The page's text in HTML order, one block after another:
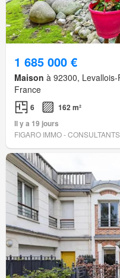
1 685 000 €
Maison à 92300,
France
6
162 m²
Il y a 19 jours